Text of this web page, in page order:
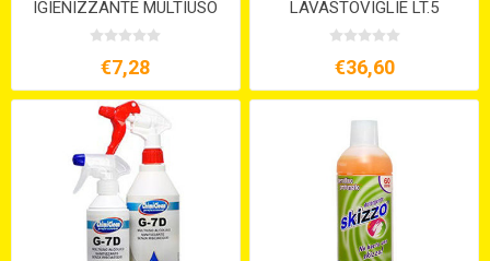
IGIENIZZANTE MULTIUSO
LT.1 SKIZZO CLORALINE
€7,28
LAVASTOVIGLIE LT.5
STOVIL
€36,60